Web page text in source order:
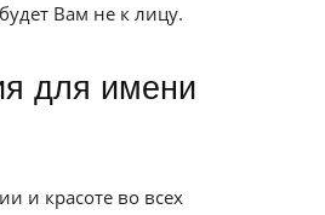
Вам не к лицу.
и красоте во всех